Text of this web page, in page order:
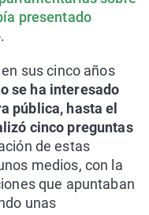
presentado
sus cinco años
se ha interesado
pública, hasta el
cinco preguntas
de estas
medios, con la
que apuntaban
unas